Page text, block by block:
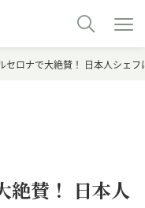
セロナで大絶賛！ 日本人シェ
絶賛！ 日本人